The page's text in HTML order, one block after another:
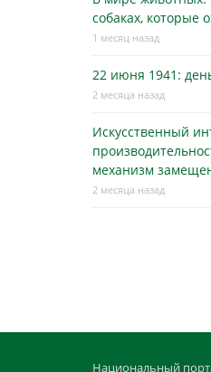
собаках, которые
1 месяц назад
22 июня 1941:
2 месяца назад
Искусственный
механизм
2 месяца назад
Национальный